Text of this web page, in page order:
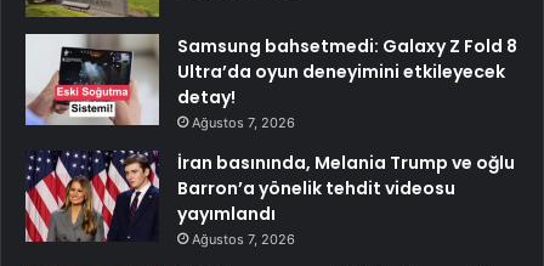
Samsung bahsetmedi: Galaxy Z Fold 8
Ultra’da oyun deneyimini etkileyecek
detay!
Ağustos 7, 2026
İran basınında, Melania Trump ve oğlu
Barron’a yönelik tehdit videosu
yayımlandı
Ağustos 7, 2026